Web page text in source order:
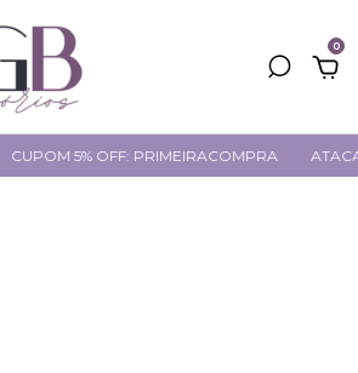
0
CUPOM 5% OFF: PRIMEIRACOMPRA